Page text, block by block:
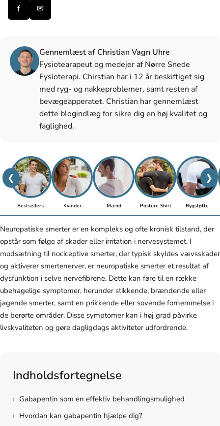
f ✉
Gennemlæst af Christian Vagn Uhre
Fysiotearapeut og medejer af Nørre Snede
Fysioterapi. Chirstian har i 12 år beskiftiget sig
med ryg- og nakkeproblemer, samt resten af
bevægeapperatet. Christian har gennemlæst
dette blogindlæg for sikre dig en høj kvalitet og
faglighed.
❮ ❯
Bestsellers Kvinder Mænd Posture Shirt Rygstøtte
Neuropatiske smerter er en kompleks og ofte kronisk tilstand, der
opstår som følge af skader eller irritation i nervesystemet. I
modsætning til nociceptive smerter, der typisk skyldes vævsskader
og aktiverer smertenerver, er neuropatiske smerter et resultat af
dysfunktion i selve nervefibrene. Dette kan føre til en række
ubehagelige symptomer, herunder stikkende, brændende eller
jagende smerter, samt en prikkende eller sovende fornemmelse i
de berørte områder. Disse symptomer kan i høj grad påvirke
livskvaliteten og gøre dagligdags aktiviteter udfordrende.
Indholdsfortegnelse
› Gabapentin som en effektiv behandlingsmulighed
› Hvordan kan gabapentin hjælpe dig?